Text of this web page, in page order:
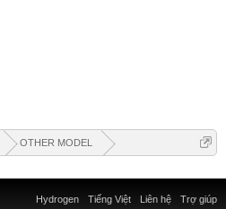
các dịch vụ Online từ xa
thông tin giải pháp phần
OTHER MODEL
Liên hệ Trợ giúp
Hydrogen Tiếng Việt